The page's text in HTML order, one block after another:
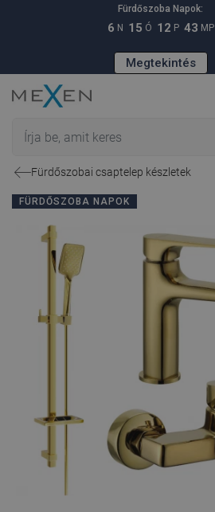
Fürdőszoba Napok:
6 N 15 Ó 12 P 42 MP
Megtekintés
Fürdőszobai csaptelep készletek
FÜRDŐSZOBA NAPOK